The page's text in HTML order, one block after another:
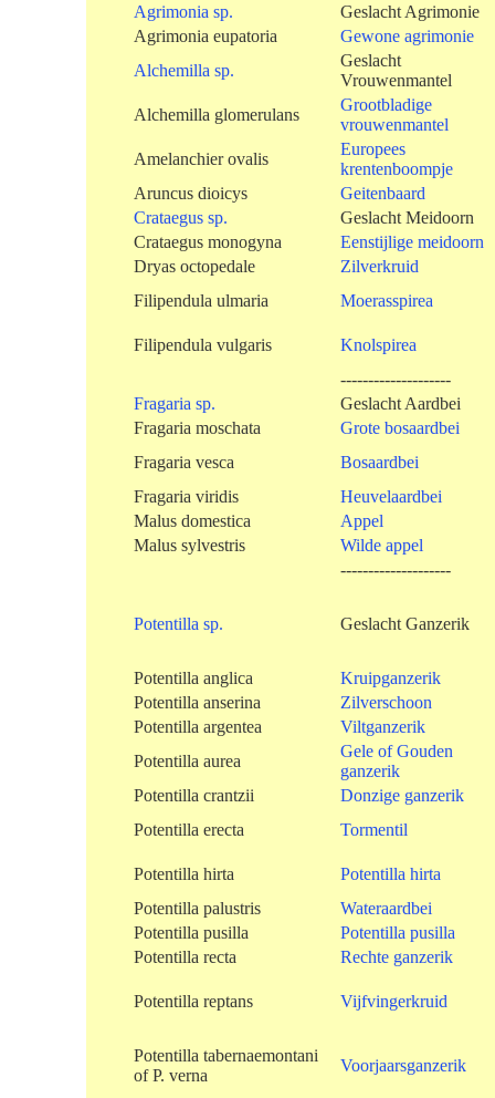
Agrimonia sp.
Geslacht Agrimonie
Agrimonia eupatoria
Gewone agrimonie
Alchemilla sp.
Geslacht
Vrouwenmantel
Alchemilla glomerulans
Grootbladige
vrouwenmantel
Amelanchier ovalis
Europees
krentenboompje
Aruncus dioicys
Geitenbaard
Crataegus sp.
Geslacht Meidoorn
Crataegus monogyna
Eenstijlige meidoorn
Dryas octopedale
Zilverkruid
Filipendula ulmaria
Moerasspirea
Filipendula vulgaris
Knolspirea
--------------------
Fragaria sp.
Geslacht Aardbei
Fragaria moschata
Grote bosaardbei
Fragaria vesca
Bosaardbei
Fragaria viridis
Heuvelaardbei
Malus domestica
Appel
Malus sylvestris
Wilde appel
--------------------
Potentilla sp. Geslacht Ganzerik
Potentilla anglica
Kruipganzerik
Potentilla anserina
Zilverschoon
Potentilla argentea
Viltganzerik
Potentilla aurea
Gele of Gouden
ganzerik
Potentilla crantzii
Donzige ganzerik
Potentilla erecta
Tormentil
Potentilla hirta
Potentilla hirta
Potentilla palustris
Wateraardbei
Potentilla pusilla
Potentilla pusilla
Potentilla recta
Rechte ganzerik
Potentilla reptans Vijfvingerkruid
Potentilla tabernaemontani
of P. verna
Voorjaarsganzerik